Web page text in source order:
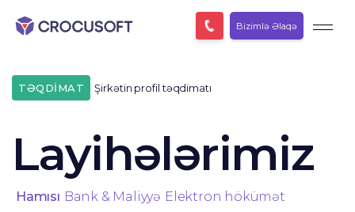
Bizimlə Əlaqə
TƏQDİMAT Şirkətin profil təqdimatı
Layihələrimiz
Hamısı Bank & Maliyyə Elektron hökümət